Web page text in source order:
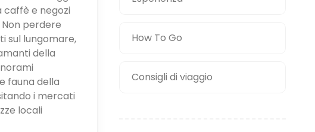
e negozi
perdere
sul lungomare,
della
fauna della
i mercati
locali
How To Go
Consigli di viaggio